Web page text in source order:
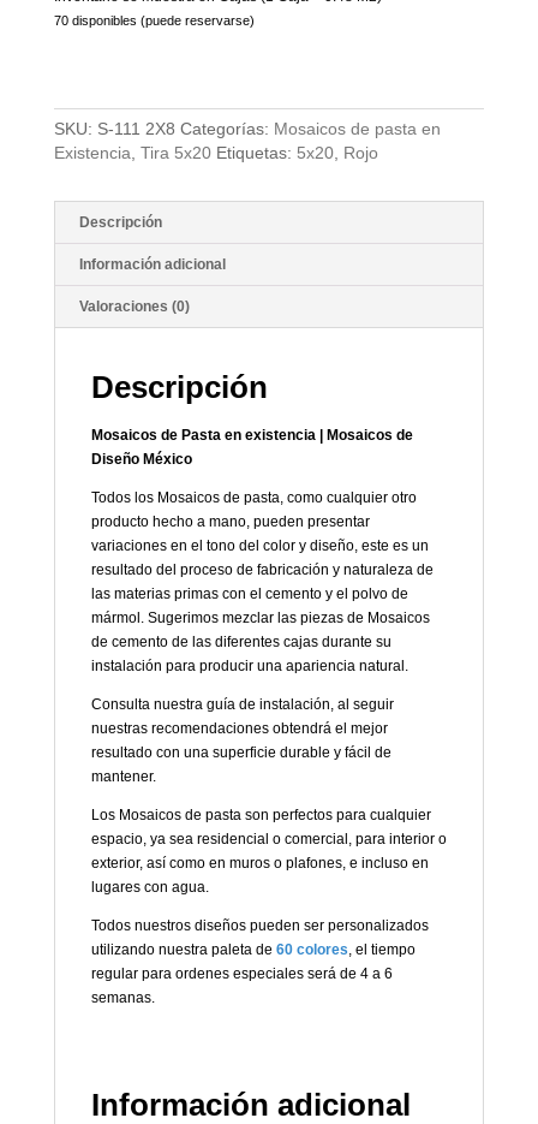
70 disponibles (puede reservarse)
SKU: S-111 2X8 Categorías: Mosaicos de pasta en
Existencia Tira 5x20 Etiquetas: 5x20, Rojo
Descripción
Información adicional
Valoraciones (0)
Descripción
Mosaicos de Pasta en existencia | Mosaicos de
Diseño México
Todos los Mosaicos de pasta, como cualquier otro
producto hecho a mano, pueden presentar
variaciones en el tono del color y diseño, este es un
resultado del proceso de fabricación y naturaleza de
las materias primas con el cemento y el polvo de
mármol. Sugerimos mezclar las piezas de Mosaicos
de cemento de las diferentes cajas durante su
instalación para producir una apariencia natural.
Consulta nuestra guía de instalación, al seguir
nuestras recomendaciones obtendrá el mejor
resultado con una superficie durable y fácil de
mantener.
Los Mosaicos de pasta son perfectos para cualquier
espacio, ya sea residencial o comercial, para interior o
exterior, así como en muros o plafones, e incluso en
lugares con agua.
Todos nuestros diseños pueden ser personalizados
utilizando nuestra paleta de 60 colores , el tiempo
regular para ordenes especiales será de 4 a 6
semanas.
Información adicional